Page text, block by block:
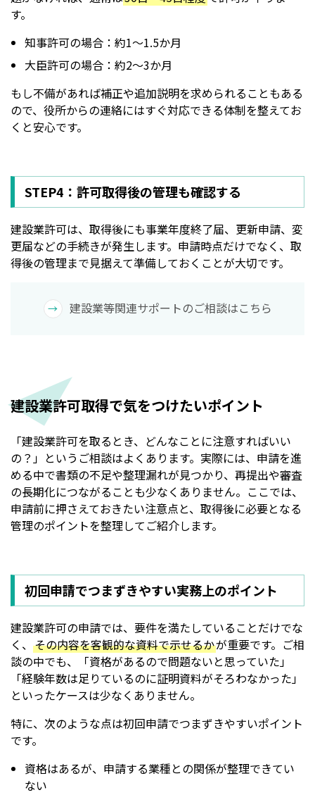
す。
知事許可の場合：約1〜1.5か月
大臣許可の場合：約2〜3か月
もし不備があれば補正や追加説明を求められることもある
ので、役所からの連絡にはすぐ対応できる体制を整えてお
くと安心です。
STEP4：許可取得後の管理も確認する
建設業許可は、取得後にも事業年度終了届、更新申請、変
更届などの手続きが発生します。申請時点だけでなく、取
得後の管理まで見据えて準備しておくことが大切です。
建設業等関連サポートのご相談はこちら
建設業許可取得で気をつけたいポイント
「建設業許可を取るとき、どんなことに注意すればいい
の？」というご相談はよくあります。実際には、申請を進
める中で書類の不足や整理漏れが見つかり、再提出や審査
の長期化につながることも少なくありません。ここでは、
申請前に押さえておきたい注意点と、取得後に必要となる
管理のポイントを整理してご紹介します。
初回申請でつまずきやすい実務上のポイント
建設業許可の申請では、要件を満たしていることだけでな
く、 その内容を客観的な資料で示せるかが重要です。ご相
談の中でも、「資格があるので問題ないと思っていた」
「経験年数は足りているのに証明資料がそろわなかった」
といったケースは少なくありません。
特に、次のような点は初回申請でつまずきやすいポイント
です。
資格はあるが、申請する業種との関係が整理できてい
ない